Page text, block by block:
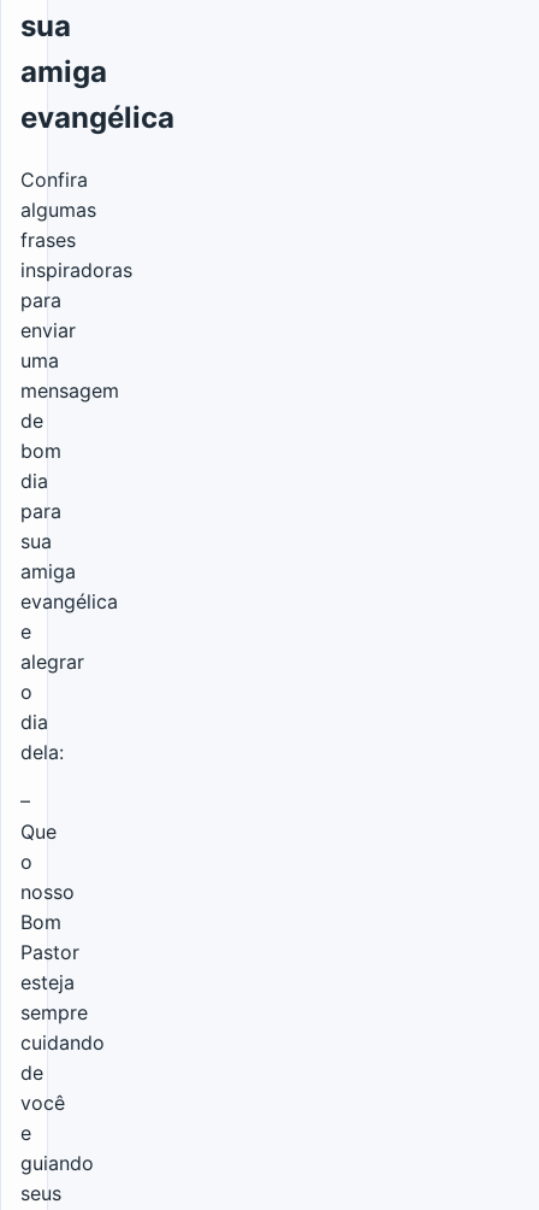
sua
amiga
evangélica
Confira
algumas
frases
inspiradoras
para
enviar
uma
mensagem
de
bom
dia
para
sua
amiga
evangélica
e
alegrar
o
dia
dela:
–
Que
o
nosso
Bom
Pastor
esteja
sempre
cuidando
de
você
e
guiando
seus